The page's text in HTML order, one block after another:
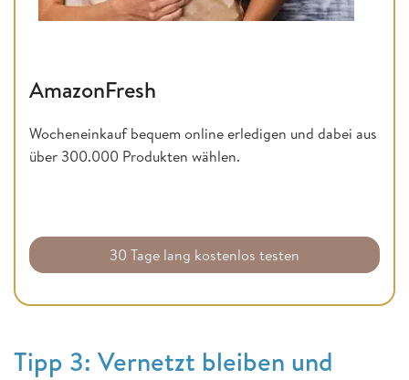
AmazonFresh
Wocheneinkauf bequem online erledigen und dabei aus
über 300.000 Produkten wählen.
30 Tage lang kostenlos testen
Tipp 3: Vernetzt bleiben und